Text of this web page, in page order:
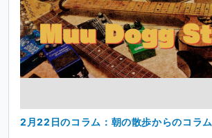
2月22日のコラム：朝の散歩からのコラム